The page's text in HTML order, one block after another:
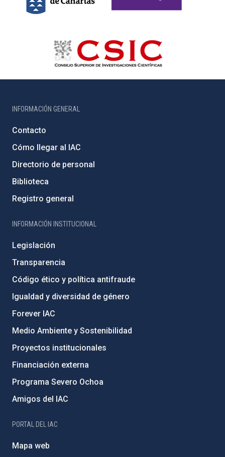
INFORMACIÓN GENERAL
Contacto
Cómo llegar al IAC
Directorio de personal
Biblioteca
Registro general
INFORMACIÓN INSTITUCIONAL
Legislación
Transparencia
Código ético y política antifraude
Igualdad y diversidad de género
Forever IAC
Medio Ambiente y Sostenibilidad
Proyectos institucionales
Financiación externa
Programa Severo Ochoa
Amigos del IAC
PORTAL DEL IAC
Mapa web